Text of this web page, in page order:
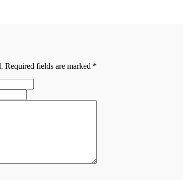
Required fields are marked *